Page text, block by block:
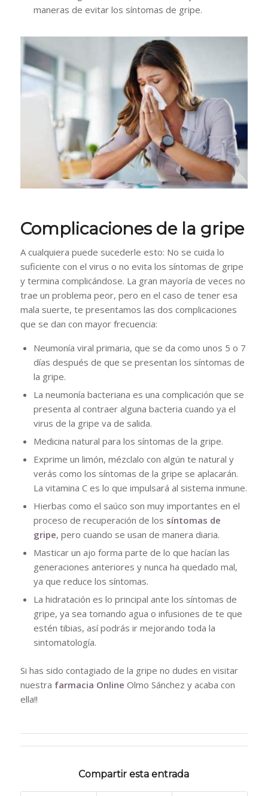
maneras de evitar los síntomas de gripe.
Complicaciones de la gripe
A cualquiera puede sucederle esto: No se cuida lo
suficiente con el virus o no evita los síntomas de gripe
y termina complicándose. La gran mayoría de veces no
trae un problema peor, pero en el caso de tener esa
mala suerte, te presentamos las dos complicaciones
que se dan con mayor frecuencia:
Neumonía viral primaria, que se da como unos 5 o 7
días después de que se presentan los síntomas de
la gripe.
La neumonía bacteriana es una complicación que se
presenta al contraer alguna bacteria cuando ya el
virus de la gripe va de salida.
Medicina natural para los síntomas de la gripe.
Exprime un limón, mézclalo con algún te natural y
verás como los síntomas de la gripe se aplacarán.
La vitamina C es lo que impulsará al sistema inmune.
Hierbas como el saúco son muy importantes en el
proceso de recuperación de los síntomas de
gripe, pero cuando se usan de manera diaria.
Masticar un ajo forma parte de lo que hacían las
generaciones anteriores y nunca ha quedado mal,
ya que reduce los síntomas.
La hidratación es lo principal ante los síntomas de
gripe, ya sea tomando agua o infusiones de te que
estén tibias, así podrás ir mejorando toda la
sintomatología.
Si has sido contagiado de la gripe no dudes en visitar
nuestra farmacia Online Olmo Sánchez y acaba con
ella!!
Compartir esta entrada